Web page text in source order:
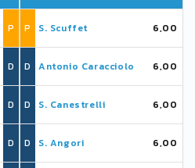
P
D
D
D
P S. Scuffet 6,00
D Antonio Caracciolo 6,00
D S. Canestrelli 6,00
D S. Angori 6,00